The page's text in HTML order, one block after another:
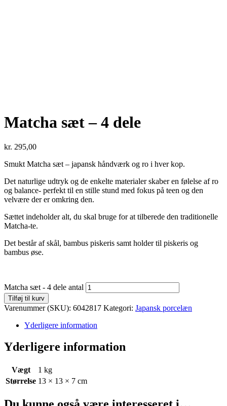
Matcha sæt – 4 dele
kr. 295,00
Smukt Matcha sæt – japansk håndværk og ro i hver kop.
Det naturlige udtryk og de enkelte materialer skaber en følelse af ro
og balance- perfekt til en stille stund med fokus på teen og den
velvære der er omkring den.
Sættet indeholder alt, du skal bruge for at tilberede den traditionelle
Matcha-te.
Det består af skål, bambus piskeris samt holder til piskeris og
bambus øse.
Matcha sæt - 4 dele antal
Tilføj til kurv
Varenummer (SKU): 6042817 Kategori: Japansk porcelæn
Yderligere information
Yderligere information
Vægt
1 kg
Størrelse 13 × 13 × 7 cm